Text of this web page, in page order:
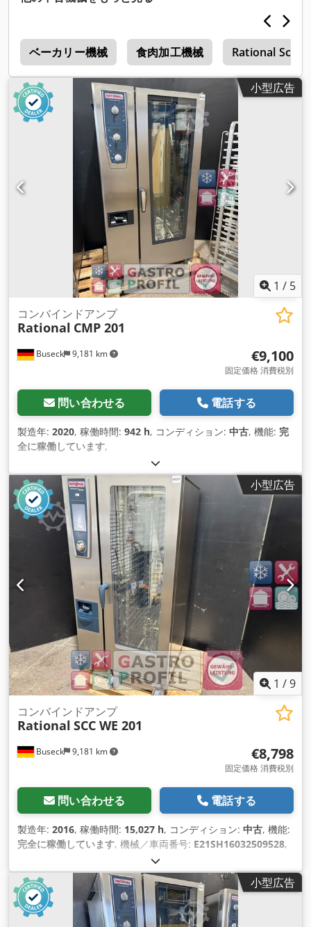
ベーカリー機械 食肉加工機械 Rational Scc
小型広告
1 / 5
Buseck 9,181 km
コンバインドアンプ
Rational CMP 201
€9,100
固定価格 消費税別
問い合わせる 電話する
製造年: 2020, 稼働時間: 942 h, コンディション: 中古, 機能: 完
全に稼働しています,
小型広告
1 /9
Buseck 9,181 km
コンバインドアンプ
Rational SCC WE 201
€8,798
固定価格 消費税別
問い合わせる 電話する
製造年: 2016, 稼働時間: 15,027 h, コンディション: 中古, 機能:
完全に稼働しています, 機械／車両番号: E21SH16032509528,
小型広告